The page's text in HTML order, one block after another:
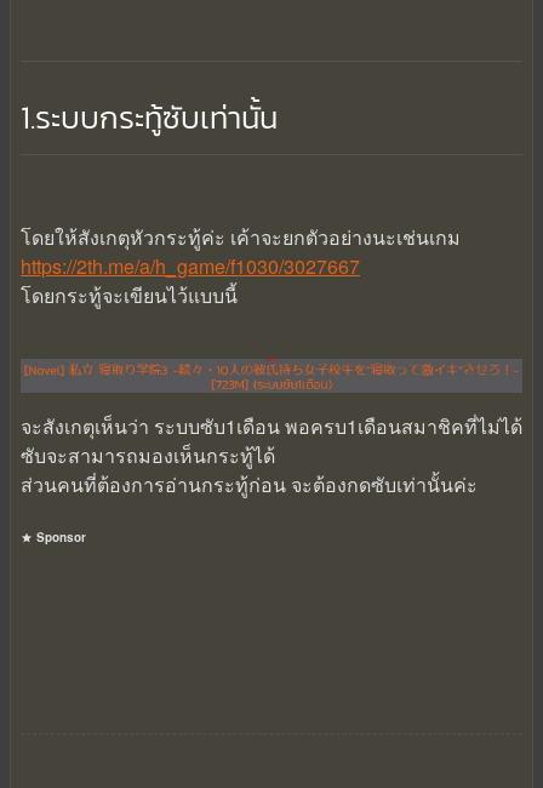
1.ระบบกระทู้ซับเท่านั้น
โดยให้สังเกตุหัวกระทู้ค่ะ เค้าจะยกตัวอย่างนะเช่นเกม
https://2th.me/a/h_game/f1030/3027667
โดยกระทู้จะเขียนไว้แบบนี้
จะสังเกตุเห็นว่า ระบบซับ1เดือน พอครบ1เดือนสมาชิคที่ไม่ได้
ซับจะสามารถมองเห็นกระทู้ได้
ส่วนคนที่ต้องการอ่านกระทู้ก่อน จะต้องกดซับเท่านั้นค่ะ
Sponsor